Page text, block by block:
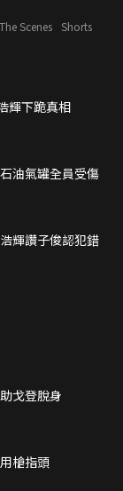
Scenes Shorts
輝下跪真相
油氣罐全員受傷
輝讚子俊認犯錯
助戈登脫身
登 被阿肯用槍指頭